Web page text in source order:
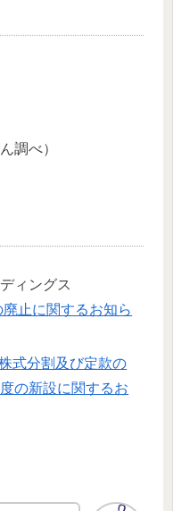
調べ）
ィングス
止に関するお知ら
式分割及び定款の
の新設に関するお